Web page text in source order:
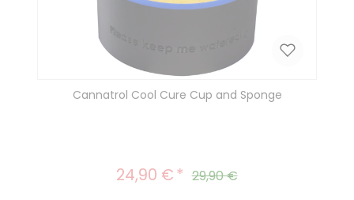
Cannatrol Cool Cure Cup and Sponge
Verkaufspreis:
24,90 € Regulärer Preis:
29,90 €